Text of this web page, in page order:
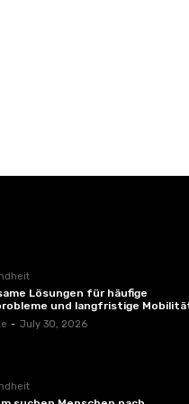
Lösungen für häufige
und langfristige
- July 30, 2026